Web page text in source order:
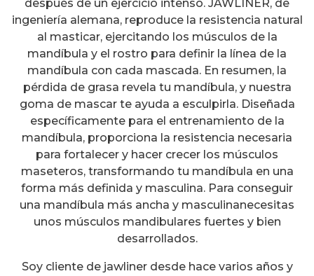
después de un ejercicio intenso. JAWLINER, de
ingeniería alemana, reproduce la resistencia natural
al masticar, ejercitando los músculos de la
mandíbula y el rostro para definir la línea de la
mandíbula con cada mascada. En resumen, la
pérdida de grasa revela tu mandíbula, y nuestra
goma de mascar te ayuda a esculpirla. Diseñada
específicamente para el entrenamiento de la
mandíbula, proporciona la resistencia necesaria
para fortalecer y hacer crecer los músculos
maseteros, transformando tu mandíbula en una
forma más definida y masculina. Para conseguir
una mandíbula más ancha y masculinanecesitas
unos músculos mandibulares fuertes y bien
desarrollados.
Soy cliente de jawliner desde hace varios años y